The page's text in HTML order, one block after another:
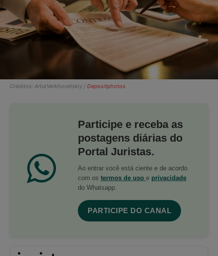
Créditos: ArturVerkhovetskiy / Depositphotos
Participe e receba as
postagens diárias do
Portal Juristas.
Ao entrar você está ciente e de acordo
com os termos de uso e privacidade
do Whatsapp.
PARTICIPE DO CANAL